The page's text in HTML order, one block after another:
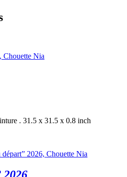
. 31.5 x 31.5 x 0.8 inch